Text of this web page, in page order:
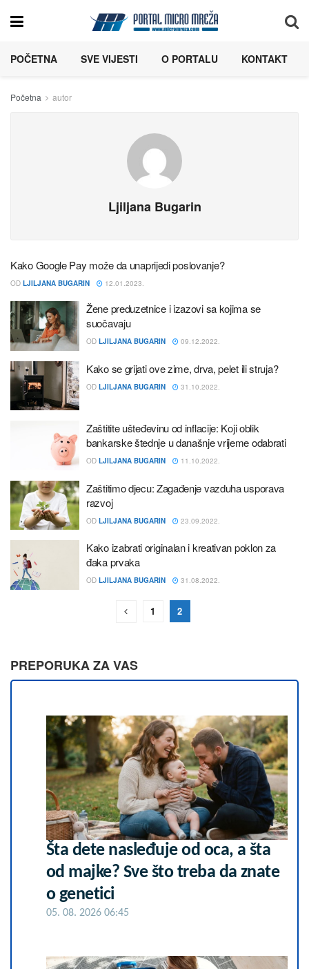
POČETNA SVE VIJESTI O PORTALU KONTAKT
Početna autor
Ljiljana Bugarin
Kako Google Pay može da unaprijedi poslovanje?
OD LJILJANA BUGARIN 12.01.2023.
Žene preduzetnice i izazovi sa kojima se
suočavaju
OD LJILJANA BUGARIN 09.12.2022.
Kako se grijati ove zime, drva, pelet ili struja?
OD LJILJANA BUGARIN 31.10.2022.
Zaštitite ušteđevinu od inflacije: Koji oblik
bankarske štednje u današnje vrijeme odabrati
OD LJILJANA BUGARIN 11.10.2022.
Zaštitimo djecu: Zagađenje vazduha usporava
razvoj
OD LJILJANA BUGARIN 23.09.2022.
Kako izabrati originalan i kreativan poklon za
đaka prvaka
OD LJILJANA BUGARIN 31.08.2022.
1 2
PREPORUKA ZA VAS
Šta dete nasleđuje od oca, a šta
od majke? Sve što treba da znate
o genetici
05. 08. 2026 06:45